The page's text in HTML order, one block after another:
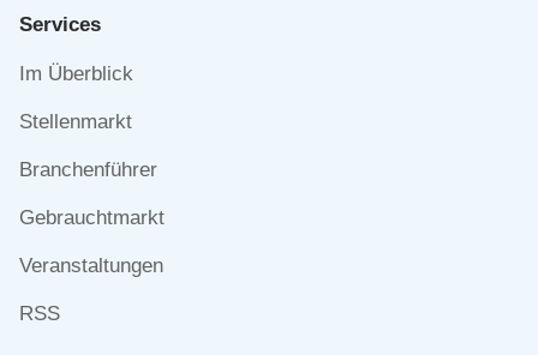
Services
Navigation
Im Überblick
Stellenmarkt
Branchenführer
Gebrauchtmarkt
Veranstaltungen
RSS